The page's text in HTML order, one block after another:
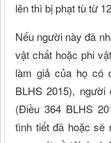
lên thì bị phạt tù từ
Nếu người này đã
vật chất hoặc phi
làm giả của họ có
BLHS 2015),
(Điều 364 BLHS
tình tiết đã hoặc sẽ